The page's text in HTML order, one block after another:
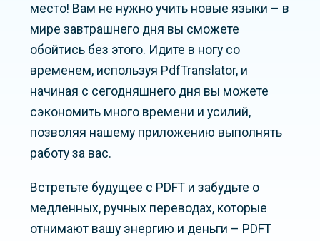
место! Вам не нужно учить новые языки – в
мире завтрашнего дня вы сможете
обойтись без этого. Идите в ногу со
временем, используя PdfTranslator, и
начиная с сегодняшнего дня вы можете
сэкономить много времени и усилий,
позволяя нашему приложению выполнять
работу за вас.
Встретьте будущее с PDFT и забудьте о
медленных, ручных переводах, которые
отнимают вашу энергию и деньги – PDFT